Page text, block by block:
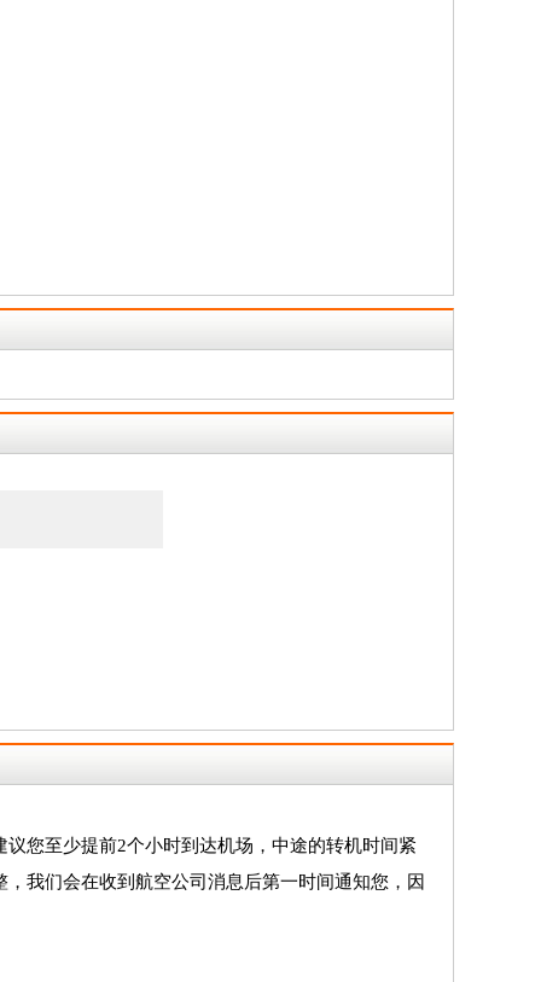
您至少提前2个小时到达机场，中途的转机时间紧
我们会在收到航空公司消息后第一时间通知您，因